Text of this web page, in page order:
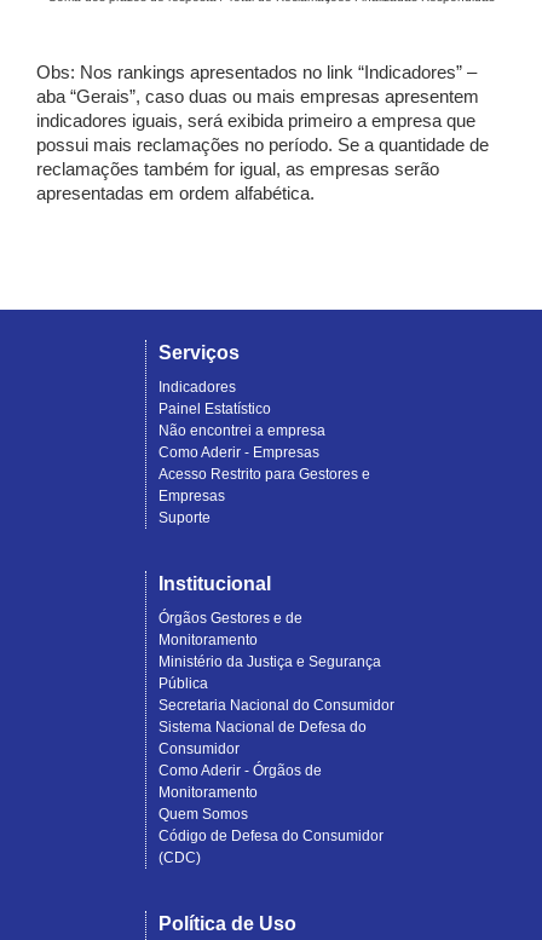
Obs: Nos rankings apresentados no link “Indicadores” –
aba “Gerais”, caso duas ou mais empresas apresentem
indicadores iguais, será exibida primeiro a empresa que
possui mais reclamações no período. Se a quantidade de
reclamações também for igual, as empresas serão
apresentadas em ordem alfabética.
Serviços
Indicadores
Painel Estatístico
Não encontrei a empresa
Como Aderir - Empresas
Acesso Restrito para Gestores e
Empresas
Suporte
Institucional
Órgãos Gestores e de
Monitoramento
Ministério da Justiça e Segurança
Pública
Secretaria Nacional do Consumidor
Sistema Nacional de Defesa do
Consumidor
Como Aderir - Órgãos de
Monitoramento
Quem Somos
Código de Defesa do Consumidor
(CDC)
Política de Uso